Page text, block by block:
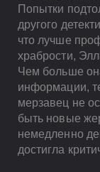
Попытки
другого
что лучше
храбрости,
Чем больше
информации,
мерзавец не
быть новые
немедленно
достигла